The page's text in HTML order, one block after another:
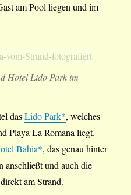
am Pool liegen und im
Hotel Lido Park im
dasLido Park*, welches
Playa La Romana liegt.
Bahia*, das genau hinter
anschließt und auch die
am Strand.